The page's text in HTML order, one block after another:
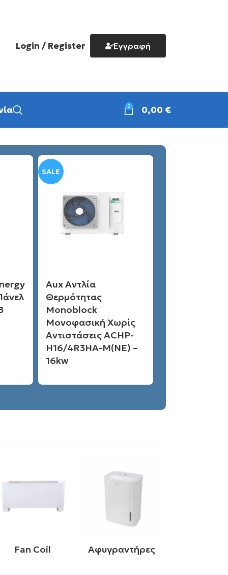
Login / Register Εγγραφή
0 0,00 €
SALE
Aux Αντλία
Θερμότητας
Monoblock
Μονοφασική Χωρίς
Αντιστάσεις ACHP-
H16/4R3HA-M(NE) –
16kw
Fan Coil Αφυγραντήρες